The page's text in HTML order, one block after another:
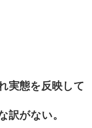
実態を反映して
訳がない。